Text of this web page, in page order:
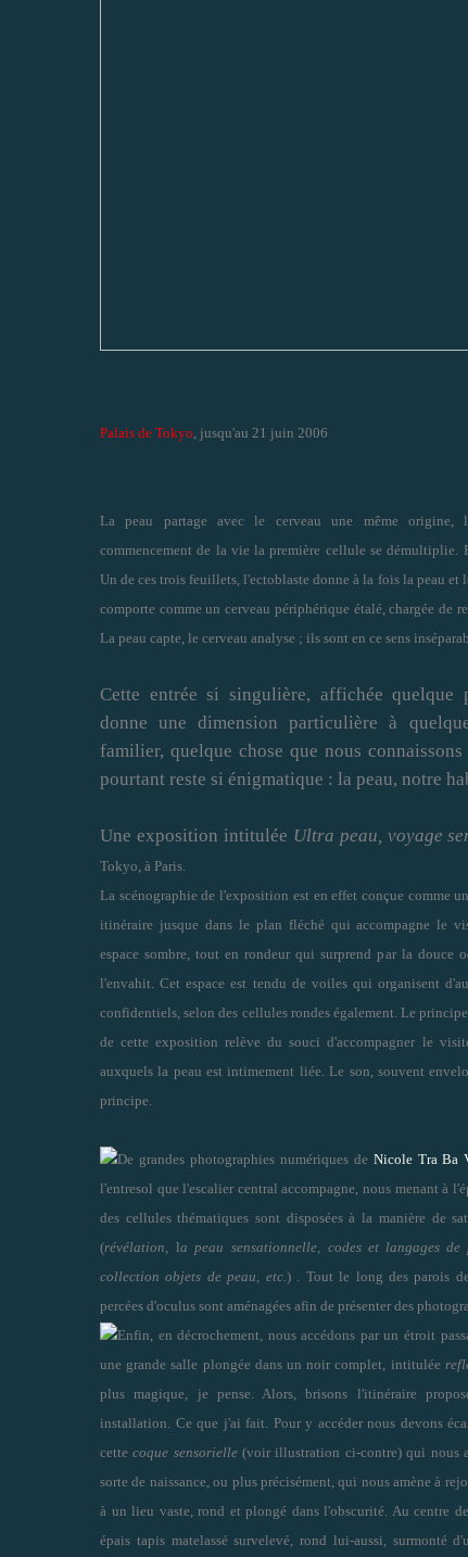
Palais de Tokyo , jusqu'au 21 juin 2006
La peau partage avec le cerveau une même origine,
commencement de la vie la première cellule se démultiplie.
Un de ces trois feuillets, l'ectoblaste donne à la fois la peau et
comporte comme un cerveau périphérique étalé, chargée de
La peau capte, le cerveau analyse ; ils sont en ce sens
Cette entrée si singulière, affichée quelque
donne une dimension particulière à
familier, quelque chose que nous
pourtant reste si énigmatique : la peau, notre
Une exposition intitulée Ultra peau, voyage
Tokyo, à Paris.
La scénographie de l'exposition est en effet conçue comme
itinéraire jusque dans le plan fléché qui accompagne le
espace sombre, tout en rondeur qui surprend par la douce
l'envahit. Cet espace est tendu de voiles qui organisent d'
confidentiels, selon des cellules rondes également. Le
de cette exposition relève du souci d'accompagner le
auxquels la peau est intimement liée. Le son, souvent
principe.
De grandes photographies numériques de Nicole Tra Ba
l'entresol que l'escalier central accompagne, nous menant à
des cellules thématiques sont disposées à la manière de
(révélation, la peau sensationnelle, codes et langages de
collection objets de peau, etc. ) . Tout le long des parois
percées d'oculus sont aménagées afin de présenter des
Enfin, en décrochement, nous accédons par un étroit
une grande salle plongée dans un noir complet, intitulée
plus magique, je pense. Alors, brisons l'itinéraire
installation. Ce que j'ai fait. Pour y accéder nous devons
cettecoque sensorielle(voir illustration ci-contre) qui nous
sorte de naissance, ou plus précisément, qui nous amène à
à un lieu vaste, rond et plongé dans l'obscurité. Au centre
épais tapis matelassé survelevé, rond lui-aussi, surmonté